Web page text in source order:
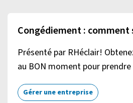
Congédiement : comment
Présenté par RHéclair!
au BON moment pour prendre
Gérer une entreprise